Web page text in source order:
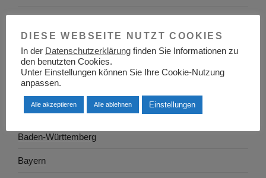
Arbeitsplatzsuche
Arbeitsrecht
Arbeitswelt
Arbeitszeugnis
Ausbildung
Baden-Württemberg
Bayern
DIESE WEBSEITE NUTZT COOKIES
In der Datenschutzerklärung finden Sie Informationen zu
den benutzten Cookies.
Unter Einstellungen können Sie Ihre Cookie-Nutzung
anpassen.
Alle akzeptieren Alle ablehnen Einstellungen